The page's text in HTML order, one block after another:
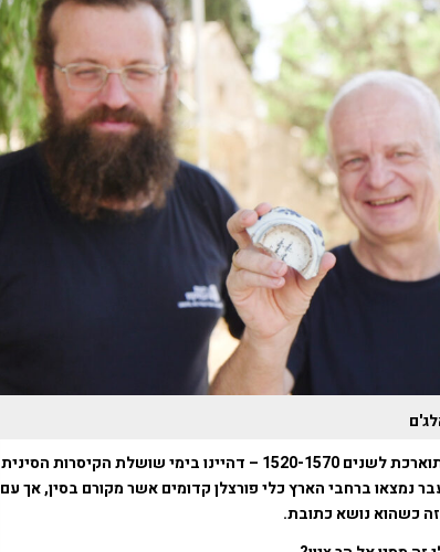
הקערה לה משתייכת הפיסה השבורה מתוארכת לשנים 1520-1570 – דהיינו בימי שושלת הקיסרות הסינית
נמצאו ברחבי הארץ כלי פורצלן קדומים אשר מקורם בסין, אך עם
כשהוא נושא כתובת.